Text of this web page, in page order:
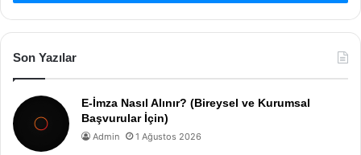
Son Yazılar
E-İmza Nasıl Alınır? (Bireysel ve Kurumsal
Başvurular İçin)
Admin 1 Ağustos 2026